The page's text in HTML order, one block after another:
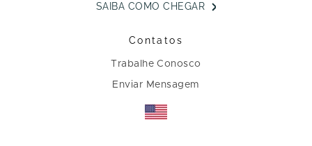
SAIBA COMO CHEGAR
Contatos
Trabalhe Conosco
Enviar Mensagem